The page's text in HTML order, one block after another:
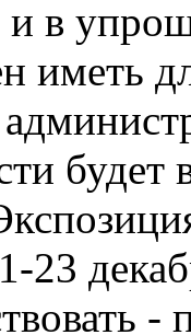
и в
иметь
будет
23
-